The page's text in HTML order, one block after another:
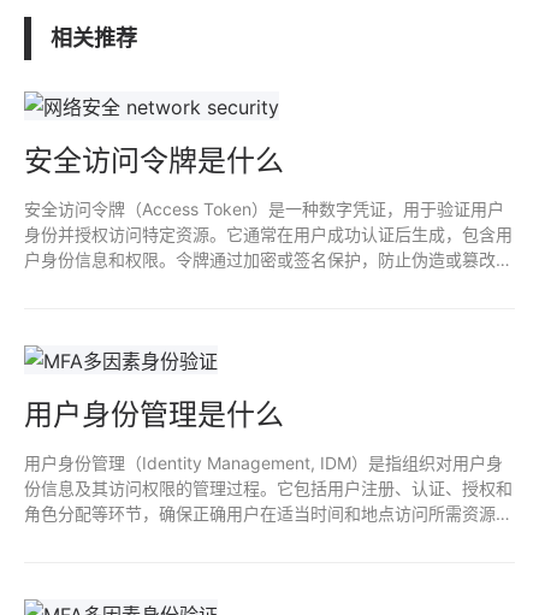
相关推荐
安全访问令牌是什么
安全访问令牌（Access Token）是一种数字凭证，用于验证用户
身份并授权访问特定资源。它通常在用户成功认证后生成，包含用
户身份信息和权限。令牌通过加密或签名保护，防止伪造或篡改。
用户身份管理是什么
用户身份管理（Identity Management, IDM）是指组织对用户身
份信息及其访问权限的管理过程。它包括用户注册、认证、授权和
角色分配等环节，确保正确用户在适当时间和地点访问所需资源，